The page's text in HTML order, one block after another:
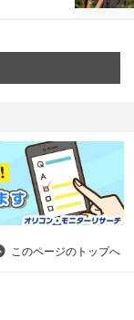
このページのトップへ